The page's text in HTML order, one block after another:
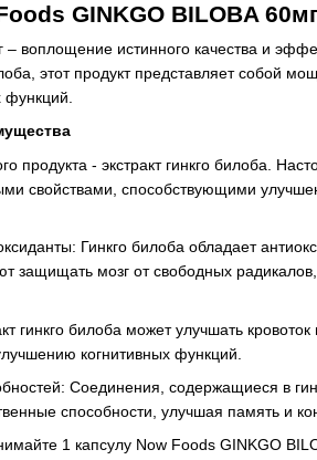
GINKGO BILOBA
воплощение истинного качества и
этот продукт представляет собой
функций.
продукта - экстракт гинкго билоба.
свойствами, способствующими
Гинкго билоба обладает
защищать мозг от свободных
гинкго билоба может улучшать кровоток
когнитивных функций.
Соединения, содержащиеся в
способности, улучшая память и
1 капсулу Now Foods GINKGO